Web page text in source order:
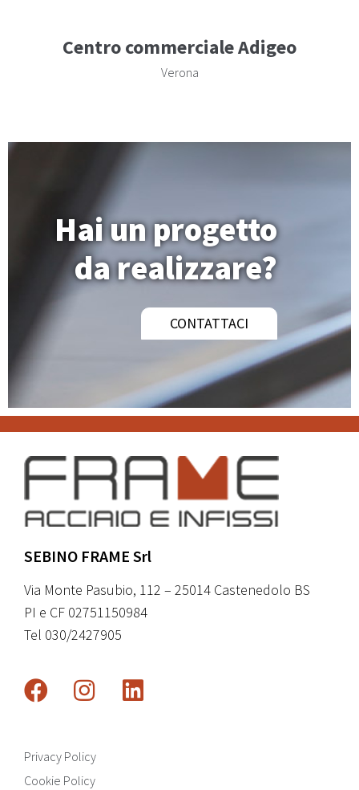
Centro commerciale Adigeo
Verona
Hai un progetto
da realizzare?
CONTATTACI
SEBINO FRAME Srl
Via Monte Pasubio, 112 – 25014 Castenedolo BS
PI e CF 02751150984
Tel 030/2427905
Privacy Policy
Cookie Policy